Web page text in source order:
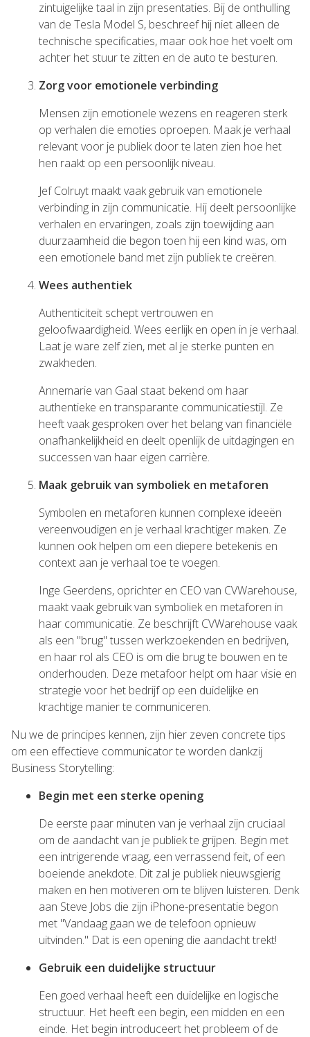
zintuigelijke taal in zijn presentaties. Bij de onthulling
van de Tesla Model S, beschreef hij niet alleen de
technische specificaties, maar ook hoe het voelt om
achter het stuur te zitten en de auto te besturen.
Zorg voor emotionele verbinding
Mensen zijn emotionele wezens en reageren sterk
op verhalen die emoties oproepen. Maak je verhaal
relevant voor je publiek door te laten zien hoe het
hen raakt op een persoonlijk niveau.
Jef Colruyt maakt vaak gebruik van emotionele
verbinding in zijn communicatie. Hij deelt persoonlijke
verhalen en ervaringen, zoals zijn toewijding aan
duurzaamheid die begon toen hij een kind was, om
een emotionele band met zijn publiek te creëren.
Wees authentiek
Authenticiteit schept vertrouwen en
geloofwaardigheid. Wees eerlijk en open in je verhaal.
Laat je ware zelf zien, met al je sterke punten en
zwakheden.
Annemarie van Gaal staat bekend om haar
authentieke en transparante communicatiestijl. Ze
heeft vaak gesproken over het belang van financiële
onafhankelijkheid en deelt openlijk de uitdagingen en
successen van haar eigen carrière.
Maak gebruik van symboliek en metaforen
Symbolen en metaforen kunnen complexe ideeën
vereenvoudigen en je verhaal krachtiger maken. Ze
kunnen ook helpen om een diepere betekenis en
context aan je verhaal toe te voegen.
Inge Geerdens, oprichter en CEO van CVWarehouse,
maakt vaak gebruik van symboliek en metaforen in
haar communicatie. Ze beschrijft CVWarehouse vaak
als een "brug" tussen werkzoekenden en bedrijven,
en haar rol als CEO is om die brug te bouwen en te
onderhouden. Deze metafoor helpt om haar visie en
strategie voor het bedrijf op een duidelijke en
krachtige manier te communiceren.
Nu we de principes kennen, zijn hier zeven concrete tips
om een effectieve communicator te worden dankzij
Business Storytelling:
Begin met een sterke opening
De eerste paar minuten van je verhaal zijn cruciaal
om de aandacht van je publiek te grijpen. Begin met
een intrigerende vraag, een verrassend feit, of een
boeiende anekdote. Dit zal je publiek nieuwsgierig
maken en hen motiveren om te blijven luisteren. Denk
aan Steve Jobs die zijn iPhone-presentatie begon
met "Vandaag gaan we de telefoon opnieuw
uitvinden." Dat is een opening die aandacht trekt!
Gebruik een duidelijke structuur
Een goed verhaal heeft een duidelijke en logische
structuur. Het heeft een begin, een midden en een
einde. Het begin introduceert het probleem of de